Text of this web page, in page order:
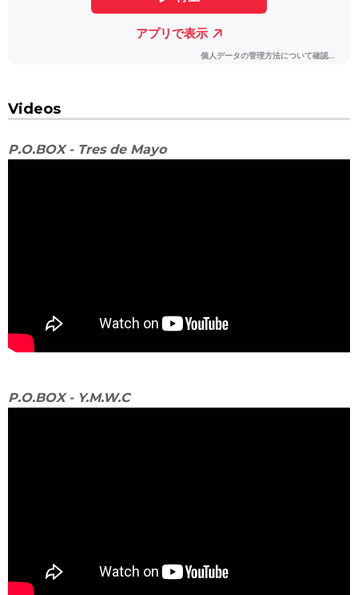
Videos
P.O.BOX - Tres de Mayo
P.O.BOX - Y.M.W.C